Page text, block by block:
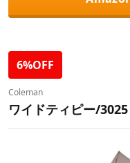
6%OFF
Coleman
ワイドティピー/3025